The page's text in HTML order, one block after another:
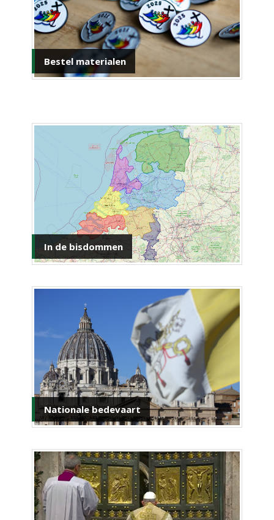
Bestel materialen
In de bisdommen
Nationale bedevaart